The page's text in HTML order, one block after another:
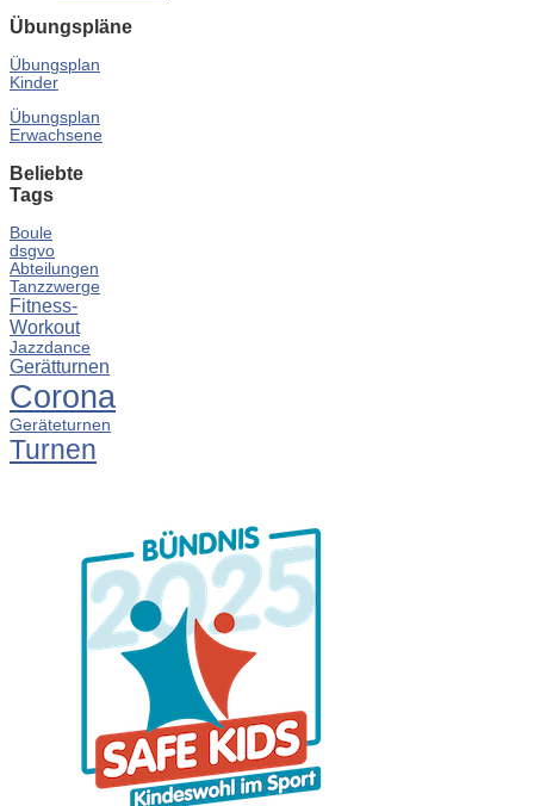
Übungspläne
Übungsplan
Kinder
Übungsplan
Erwachsene
Beliebte
Tags
Boule
dsgvo
Abteilungen
Tanzzwerge
Fitness-
Workout
Jazzdance
Gerätturnen
Corona
Geräteturnen
Turnen